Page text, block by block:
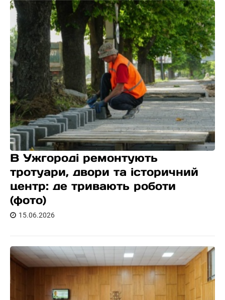
В Ужгороді ремонтують
тротуари, двори та історичний
центр: де тривають роботи
(фото)
15.06.2026